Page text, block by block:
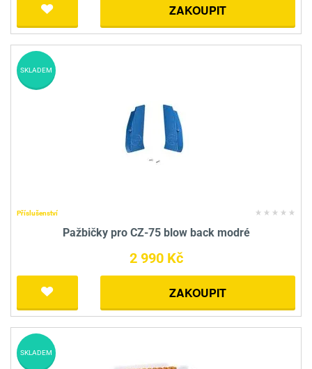
ZAKOUPIT
Příslušenství
Pažbičky pro CZ-75 blow back modré
2 990 Kč
ZAKOUPIT
SKLADEM
SKLADEM